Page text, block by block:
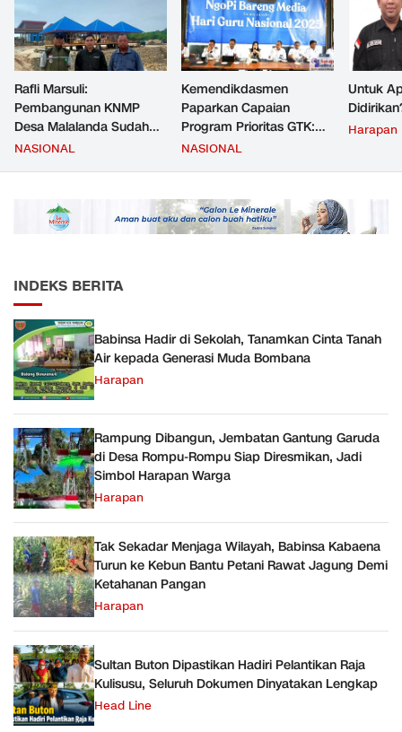
Rafli Marsuli:
Pembangunan KNMP
Desa Malalanda Sudah
Mencapai 69 Persen dan
JMD dan JMF
NASIONAL
Kemendikdasmen
Paparkan Capaian
Program Prioritas GTK:
Kompetensi Meningkat,
NASIONAL
Untuk
Harapan
INDEKS BERITA
Babinsa Hadir di Sekolah, Tanamkan Cinta Tanah
Air kepada Generasi Muda Bombana
Harapan
Rampung Dibangun, Jembatan Gantung Garuda
di Desa Rompu-Rompu Siap Diresmikan, Jadi
Simbol Harapan Warga
Harapan
Tak Sekadar Menjaga Wilayah, Babinsa Kabaena
Turun ke Kebun Bantu Petani Rawat Jagung Demi
Ketahanan Pangan
Harapan
Sultan Buton Dipastikan Hadiri Pelantikan Raja
Kulisusu, Seluruh Dokumen Dinyatakan Lengkap
Head Line